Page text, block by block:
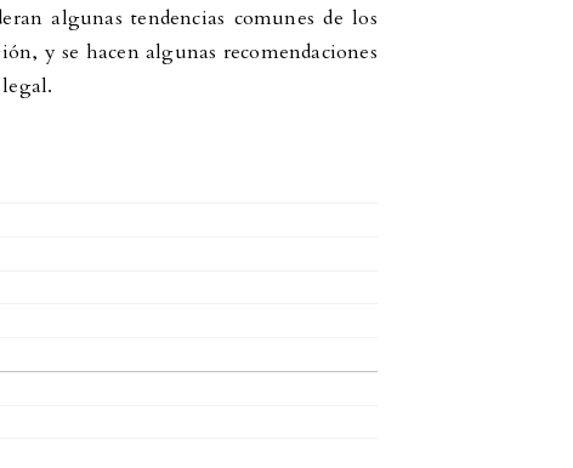
algunas tendencias comunes de los
y se hacen algunas recomendaciones